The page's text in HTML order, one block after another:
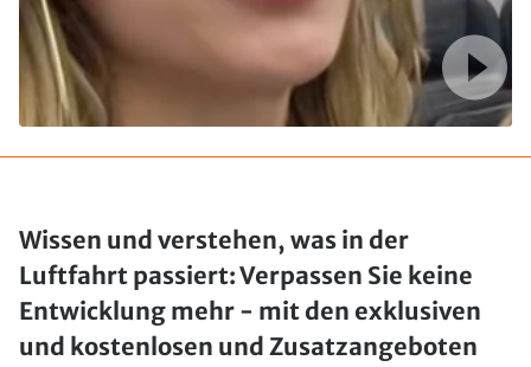
Wissen und verstehen, was in der
Luftfahrt passiert: Verpassen Sie keine
Entwicklung mehr - mit den exklusiven
und kostenlosen und Zusatzangeboten